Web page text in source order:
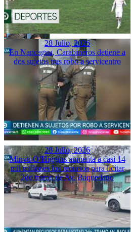
28 Julio, 2026
En Nancagua, Carabineros detiene a
dos sujetos tras robo a servicentro
28 Julio, 2026
Minvu O’Higgins aumenta a casi 14
mil millones los recursos para licitar
2do tramo de Av. Baquedano